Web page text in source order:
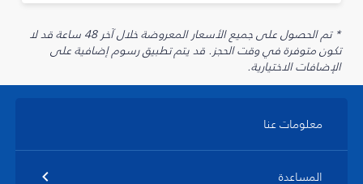
* تم الحصول على جميع الأسعار المعروضة خلال آخر 48 ساعة قد لا
تكون متوفرة في وقت الحجز. قد يتم تطبيق رسوم إضافية على
الإضافات الاختيارية.
معلومات عنا
المساعدة